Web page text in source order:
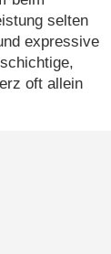
selten
expressive
oft allein